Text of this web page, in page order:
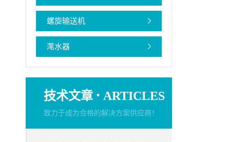
螺旋输送机
滗水器
技术文章 · ARTICLES
致力于成为合格的解决方案供应商！